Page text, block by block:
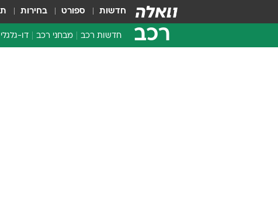
חדשות ספורט בחירות
רכב חדשות רכב מבחני רכב דו-גלגלי